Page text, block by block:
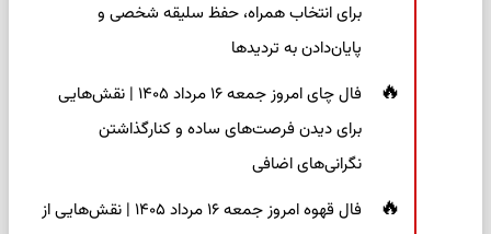
برای انتخاب همراه، حفظ سلیقه شخصی و
پایان‌دادن به تردیدها
فال چای امروز جمعه ۱۶ مرداد ۱۴۰۵ | نقش‌هایی
برای دیدن فرصت‌های ساده و کنارگذاشتن
نگرانی‌های اضافی
فال قهوه امروز جمعه ۱۶ مرداد ۱۴۰۵ | نقش‌هایی از